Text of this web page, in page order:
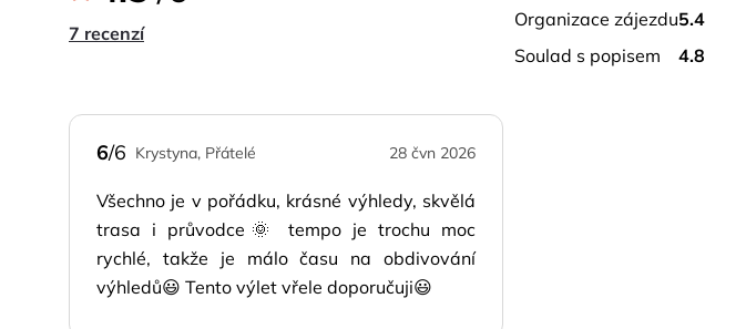
Doba túry: cca 4 hodiny
Doporučujeme vhodné vybavení (oblečení, treková obuv).
7 recenzí
organizace zájezdu5.4
soulad s popisem
4.8
6/6 Krystyna, Přátelé 28 čvn 2026
Všechno je v pořádku, krásné výhledy, skvělá
trasa i průvodce🌞 tempo je trochu moc
rychlé, takže je málo času na obdivování
výhledů😃 Tento výlet vřele doporučuji😃